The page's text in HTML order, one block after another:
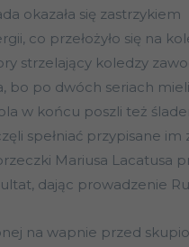
okazała się zastrzykiem
co przełożyło się na
strzelający koledzy
bo po dwóch seriach
w końcu poszli też
spełniać przypisane im
Mariusa Lacatusa
dając prowadzenie
na wapnie przed